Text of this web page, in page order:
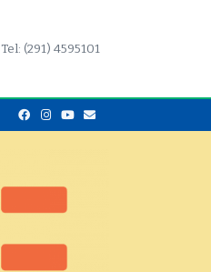
Tel: (291) 4595101